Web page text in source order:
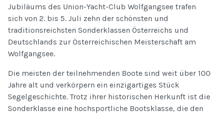
Jubiläums des Union-Yacht-Club Wolfgangsee trafen
sich von 2. bis 5. Juli zehn der schönsten und
traditionsreichsten Sonderklassen Österreichs und
Deutschlands zur Österreichischen Meisterschaft am
Wolfgangsee.
Die meisten der teilnehmenden Boote sind weit über 100
Jahre alt und verkörpern ein einzigartiges Stück
Segelgeschichte. Trotz ihrer historischen Herkunft ist die
Sonderklasse eine hochsportliche Bootsklasse, die den